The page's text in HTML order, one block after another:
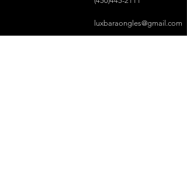
luxbaraongles@gmail.com